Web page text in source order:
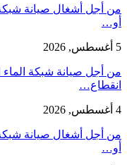
من أجل أشغال صيانة
أو…
5 أغسطس, 2026
من أجل صيانة شبكة
انقطاع…
4 أغسطس, 2026
من أجل أشغال صيانة
أو…